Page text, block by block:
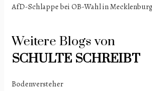
AfD-Schlappe bei OB-Wahl in
Weitere Blogs von
SCHULTE SCHREIBT
Bodenversteher